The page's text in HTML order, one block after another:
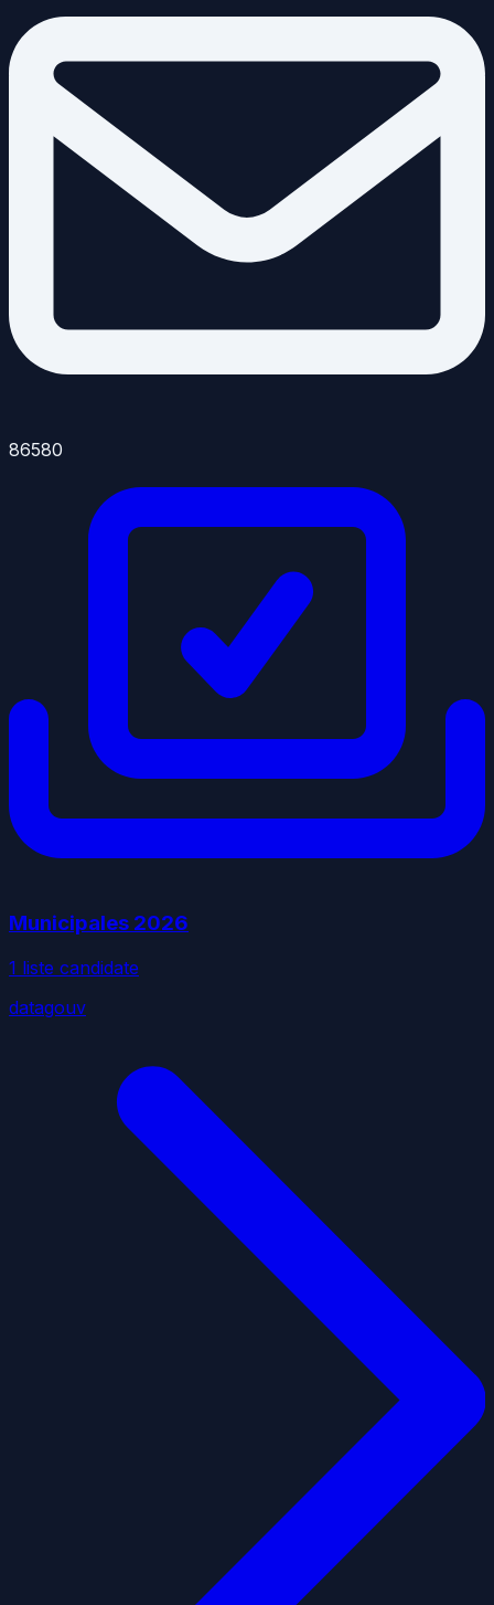
86580
Municipales 2026
1 liste candidate
datagouv